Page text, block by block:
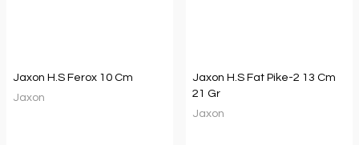
Jaxon H.S Ferox 10 Cm
Jaxon
Jaxon H.S Fat Pike-2 13 Cm
21 Gr
Jaxon